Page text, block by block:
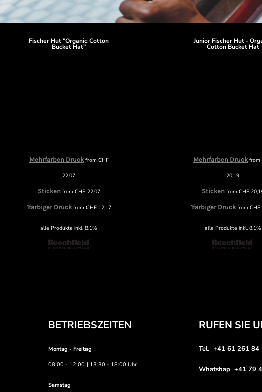
Fischer Hut "Organic Cotton
Bucket Hat"
Mehrfarben Druckfrom CHF
22,07
Stickenfrom CHF22,07
1farbiger Druckfrom CHF12,17
alle Produkte inkl. 8.1%
Junior Fischer Hut -
Cotton Bucket Hat
Mehrfarben Druckfrom
20,19
Sticken fromCHF
1farbiger DruckfromCHF
alle Produkte inkl. 8.1%
BETRIEBSZEITEN
Montag - Freitag
08:00 - 12:00 | 13:30 - 18:00 Uhr
Samstag
RUFEN SIE
Tel. +41 61 261 84
Whatshap +41 79